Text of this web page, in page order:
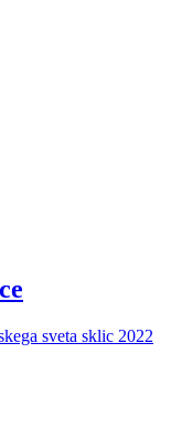
sveta sklic 2022